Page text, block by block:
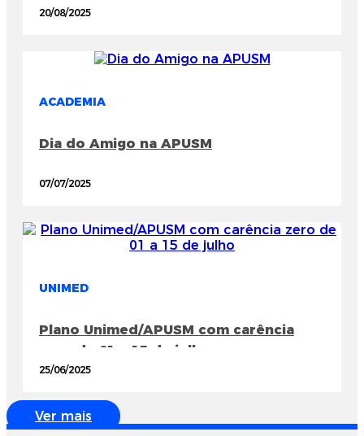
20/08/2025
ACADEMIA
Dia do Amigo na APUSM
07/07/2025
UNIMED
Plano Unimed/APUSM com carência
zero de 01 a 15 de julho
25/06/2025
Ver mais